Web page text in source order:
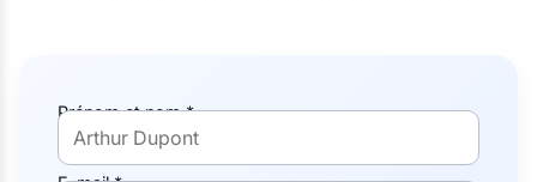
Prénom et nom *